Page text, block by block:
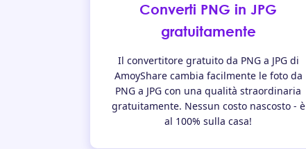
Converti PNG in JPG
gratuitamente
Il convertitore gratuito da PNG a JPG di
AmoyShare cambia facilmente le foto da
PNG a JPG con una qualità straordinaria
gratuitamente. Nessun costo nascosto - è
al 100% sulla casa!